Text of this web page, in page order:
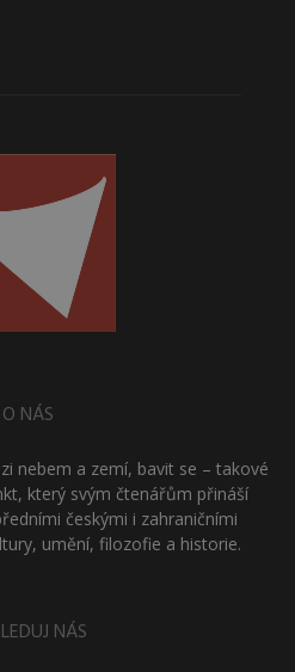
O NÁS
nebem a zemí, bavit se – takové
který svým čtenářům přináší
českými i zahraničními
umění, filozofie a historie.
NÁS